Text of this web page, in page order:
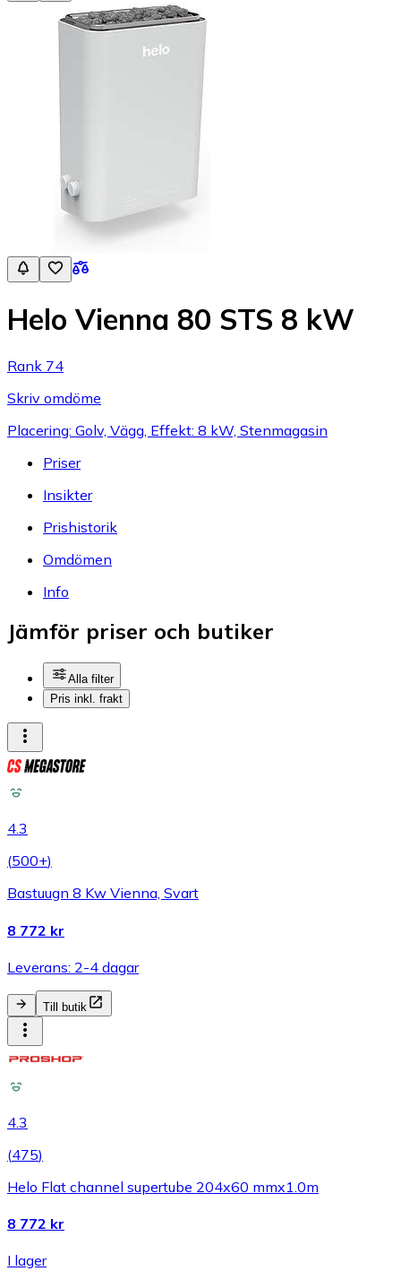
Helo Vienna 80 STS 8 kW
Rank 74
Skriv omdöme
Placering: Golv, Vägg, Effekt: 8 kW, Stenmagasin
Priser
Insikter
Prishistorik
Omdömen
Info
Jämför priser och butiker
Alla filter
Pris inkl. frakt
4.3
(500+)
Bastuugn 8 Kw Vienna, Svart
8 772 kr
Leverans: 2-4 dagar
Till butik
4.3
(475)
Helo Flat channel supertube 204x60 mmx1.0m
8 772 kr
I lager